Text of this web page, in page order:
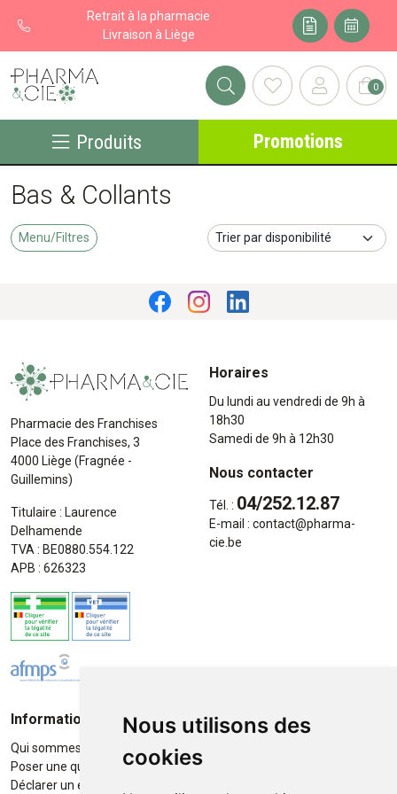
Nous utilisons des
cookies
Retrait à la pharmacie
Livraison à Liège
Pharma&cie - Pharmacie des Franchises Votre export 0
Produits Promotions
Bas & Collants
Menu/Filtres
Pharmacie des Franchises
Place des Franchises, 3
4000 Liège (Fragnée -
Guillemins)
Titulaire : Laurence
Delhamende
TVA : BE0880.554.122
APB : 626323
Horaires
Du lundi au vendredi de 9h à
18h30
Samedi de 9h à 12h30
Nous contacter
Tél. : 04/252.12.87
E-mail : contact@pharma-
cie.be
Informations
Qui sommes-nous ?
Poser une question
Déclarer un effet indésirable
Moyens de paiement